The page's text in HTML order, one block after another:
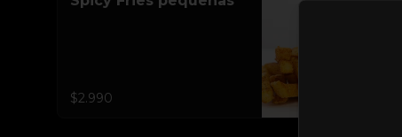
$2.990